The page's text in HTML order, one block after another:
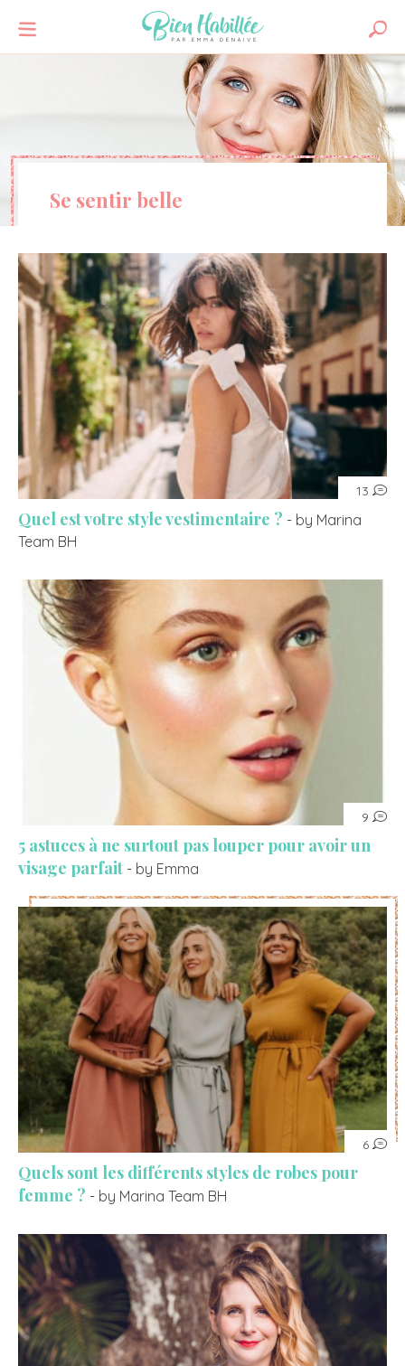
Se sentir belle
13
Quel est votre style vestimentaire ? - by Marina
Team BH
9
5 astuces à ne surtout pas louper pour avoir un
visage parfait - by Emma
6
Quels sont les différents styles de robes pour
femme ? - by Marina Team BH